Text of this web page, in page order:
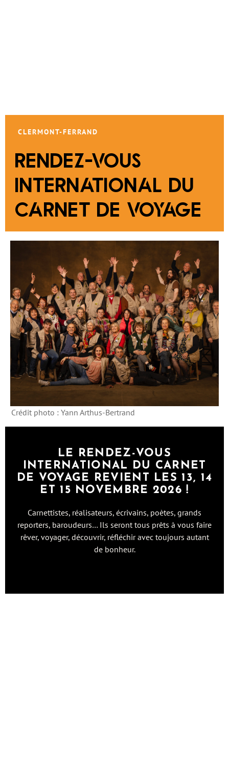
CLERMONT-FERRAND
RENDEZ-VOUS
INTERNATIONAL DU
CARNET DE VOYAGE
Crédit photo : Yann Arthus-Bertrand
LE RENDEZ-VOUS
INTERNATIONAL DU CARNET
DE VOYAGE REVIENT LES 13, 14
ET 15 NOVEMBRE 2026 !
Carnettistes, réalisateurs, écrivains, poètes, grands
reporters, baroudeurs… Ils seront tous prêts à vous faire
rêver, voyager, découvrir, réfléchir avec toujours autant
de bonheur.